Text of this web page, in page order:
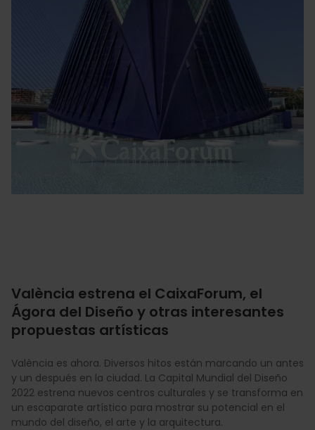
València estrena el CaixaForum, el
Ágora del Diseño y otras interesantes
propuestas artísticas
València es ahora. Diversos hitos están marcando un antes
y un después en la ciudad. La Capital Mundial del Diseño
2022 estrena nuevos centros culturales y se transforma en
un escaparate artístico para mostrar su potencial en el
mundo del diseño, el arte y la arquitectura.